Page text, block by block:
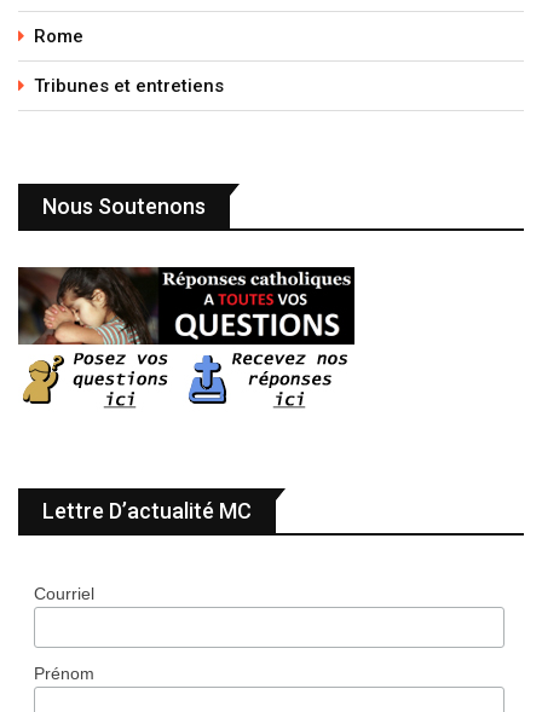
Rome
Tribunes et entretiens
Nous Soutenons
Lettre D’actualité MC
Courriel
Prénom